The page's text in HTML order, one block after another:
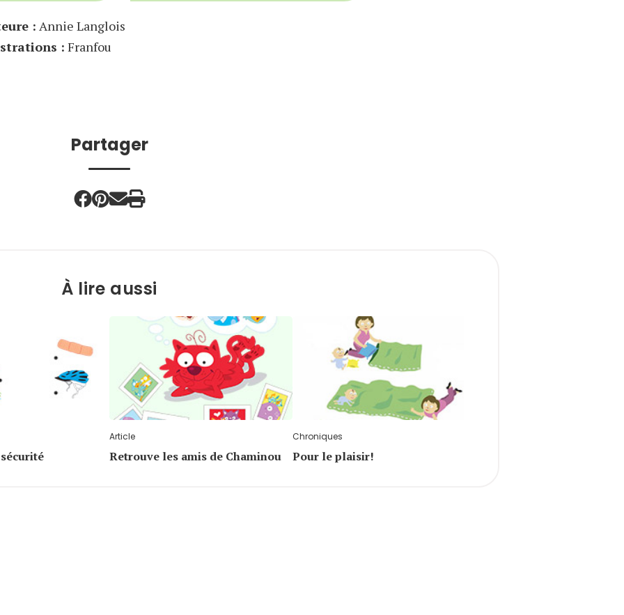
: Annie Langlois
: Franfou
Partager
À lire aussi
Article
Retrouve les amis de Chaminou
Chroniques
Pour le plaisir!